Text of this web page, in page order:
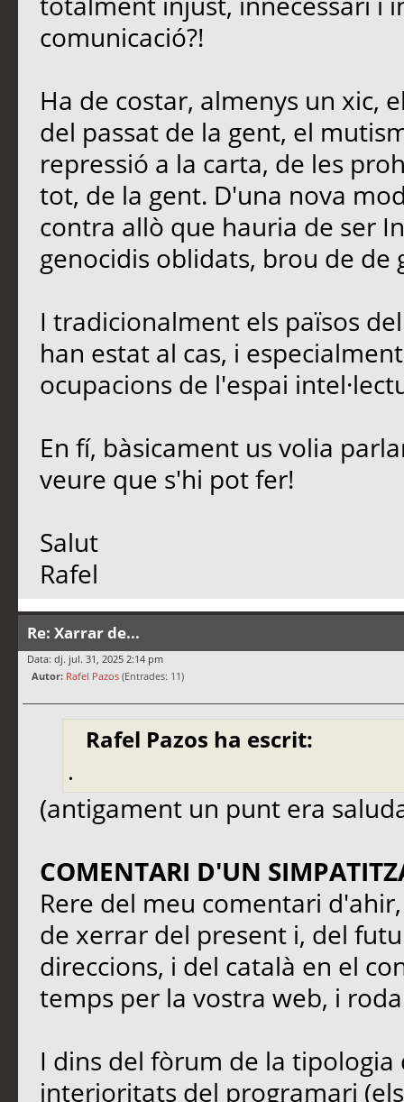
comunicació?!
Ha de costar, almenys un xic,
del passat de la gent, el
repressió a la carta, de les
tot, de la gent. D'una nova
contra allò que hauria de ser
genocidis oblidats, brou de de
I tradicionalment els països
han estat al cas, i
ocupacions de l'espai
En fí, bàsicament us volia
veure que s'hi pot fer!
Salut
Rafel
Re: Xarrar de...
Data: dj. jul. 31, 2025 2:14 pm
Autor: Rafel Pazos (Entrades: 11)
Rafel Pazos ha escrit:
.
(antigament un punt era
COMENTARI D'UN
Rere del meu comentari
de xerrar del present i, del
direccions, i del català en el
temps per la vostra web, i
I dins del fòrum de la
interioritats del programari